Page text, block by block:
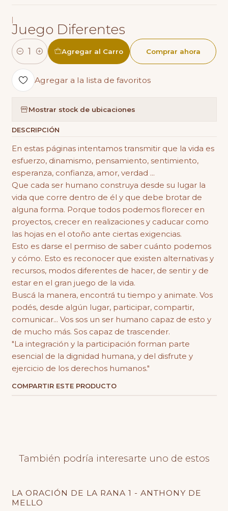
Juego Diferentes
Cantidad
Agregar al Carro Comprar ahora
Agregar a la lista de favoritos
Mostrar stock de ubicaciones
DESCRIPCIÓN
En estas páginas intentamos transmitir que la vida es
esfuerzo, dinamismo, pensamiento, sentimiento,
esperanza, confianza, amor, verdad ...
Que cada ser humano construya desde su lugar la
vida que corre dentro de él y que debe brotar de
alguna forma. Porque todos podemos florecer en
proyectos, crecer en realizaciones y caducar como
las hojas en el otoño ante ciertas exigencias.
Esto es darse el permiso de saber cuánto podemos
y cómo. Esto es reconocer que existen alternativas y
recursos, modos diferentes de hacer, de sentir y de
estar en el gran juego de la vida.
Buscá la manera, encontrá tu tiempo y animate. Vos
podés, desde algún lugar, participar, compartir,
comunicar... Vos sos un ser humano capaz de esto y
de mucho más. Sos capaz de trascender.
"La integración y la participación forman parte
esencial de la dignidad humana, y del disfrute y
ejercicio de los derechos humanos."
COMPARTIR ESTE PRODUCTO
También podría interesarte uno de estos
LA ORACIÓN DE LA RANA 1 - ANTHONY DE
MELLO